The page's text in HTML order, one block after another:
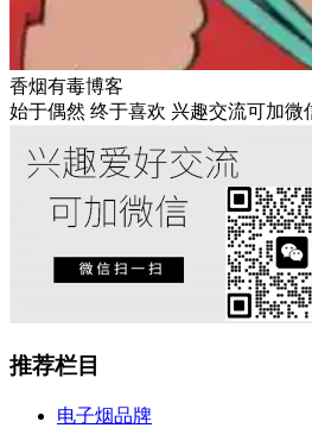
香烟有毒博客
始于偶然 终于喜欢 兴趣交流可加微
推荐栏目
电子烟品牌